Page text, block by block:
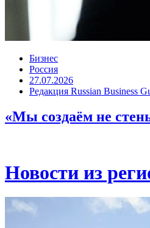
Бизнес
Россия
27.07.2026
Редакция Russian Business
«Мы создаём не
Новости из